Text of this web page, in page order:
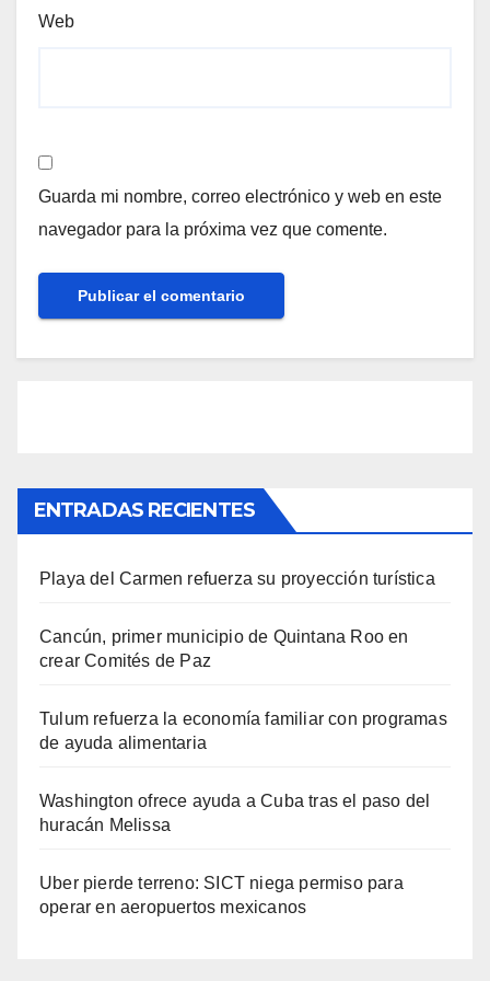
Web
Guarda mi nombre, correo electrónico y web en este
navegador para la próxima vez que comente.
ENTRADAS RECIENTES
Playa del Carmen refuerza su proyección turística
Cancún, primer municipio de Quintana Roo en
crear Comités de Paz
Tulum refuerza la economía familiar con programas
de ayuda alimentaria
Washington ofrece ayuda a Cuba tras el paso del
huracán Melissa
Uber pierde terreno: SICT niega permiso para
operar en aeropuertos mexicanos